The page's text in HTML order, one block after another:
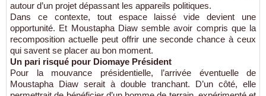
autour d’un projet dépassant les appareils politiques.
Dans ce contexte, tout espace laissé vide devient une
opportunité. Et Moustapha Diaw semble avoir compris que la
recomposition actuelle peut offrir une seconde chance à ceux
qui savent se placer au bon moment.
Un pari risqué pour Diomaye Président
Pour la mouvance présidentielle, l’arrivée éventuelle de
Moustapha Diaw serait à double tranchant. D’un côté, elle